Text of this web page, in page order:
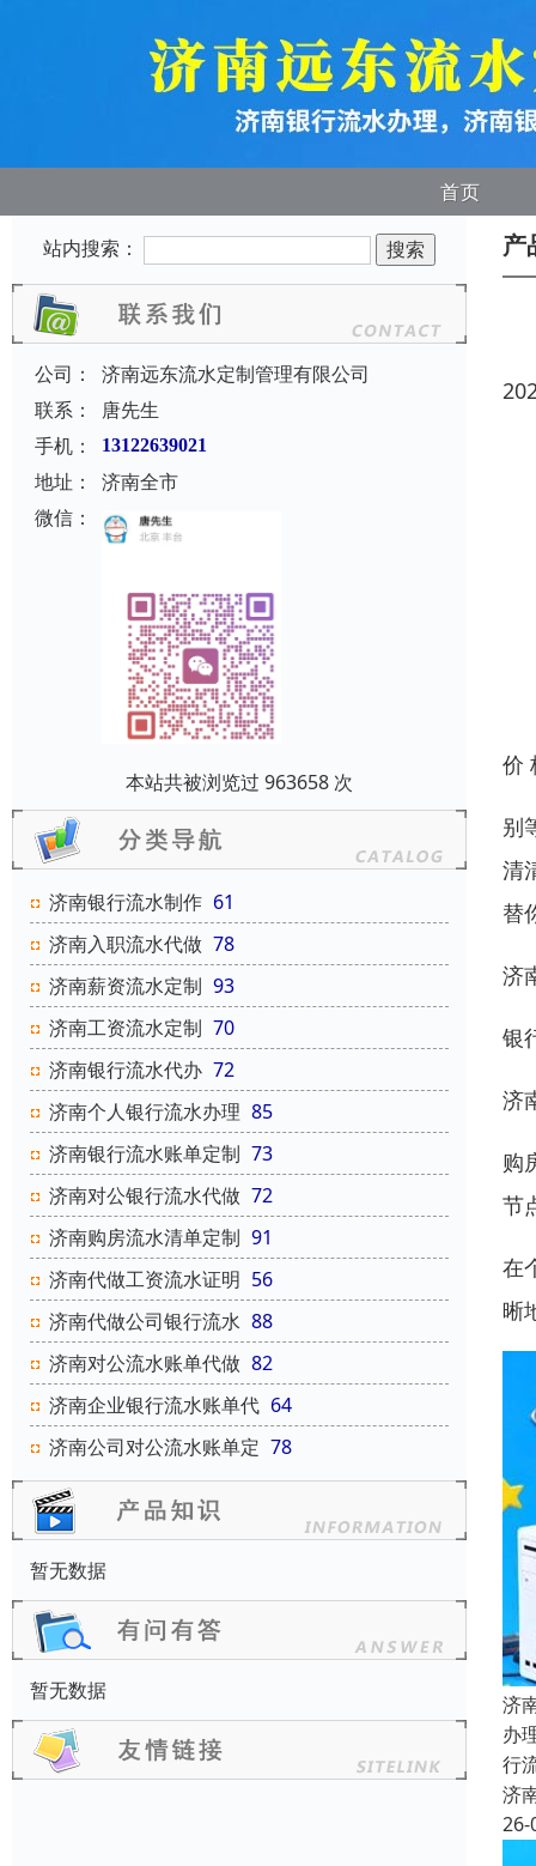
首页
站内搜索：
公司：
济南远东流水定制管理有限公司
联系：
唐先生
手机：
13122639021
地址：
济南全市
微信：
本站共被浏览过 963658 次
济南银行流水制作 61
济南入职流水代做 78
济南薪资流水定制 93
济南工资流水定制 70
济南银行流水代办 72
济南个人银行流水办理 85
济南银行流水账单定制 73
济南对公银行流水代做 72
济南购房流水清单定制 91
济南代做工资流水证明 56
济南代做公司银行流水 88
济南对公流水账单代做 82
济南企业银行流水账单代 64
济南公司对公流水账单定 78
暂无数据
暂无数据
产
价
别
清
替
济
银
济
购
节
在
晰
济
办
行
济
26-